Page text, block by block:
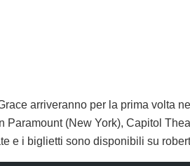
arriveranno per la prima volta
(New York), Capitol
e i biglietti sono disponibili su